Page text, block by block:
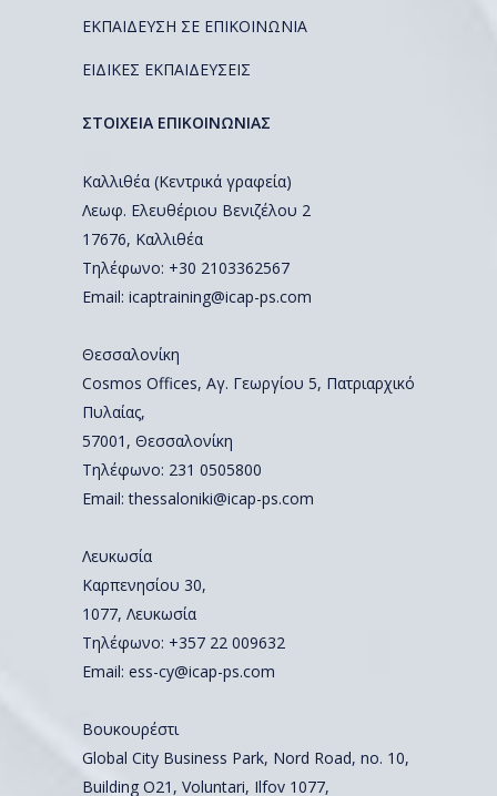
ΕΚΠΑΙΔΕΥΣΗ ΣΕ ΕΠΙΚΟΙΝΩΝΙΑ
ΕΙΔΙΚΕΣ ΕΚΠΑΙΔΕΥΣΕΙΣ
ΣΤΟΙΧΕΙΑ ΕΠΙΚΟΙΝΩΝΙΑΣ
Καλλιθέα (Κεντρικά γραφεία)
Λεωφ. Ελευθέριου Βενιζέλου 2
17676, Καλλιθέα
Τηλέφωνο: +30 2103362567
Email: icaptraining@icap-ps.com
Θεσσαλονίκη
Cosmos Offices, Αγ. Γεωργίου 5, Πατριαρχικό
Πυλαίας,
57001, Θεσσαλονίκη
Τηλέφωνο: 231 0505800
Email:thessaloniki@icap-ps.com
Λευκωσία
Καρπενησίου 30,
1077, Λευκωσία
Τηλέφωνο: +357 22 009632
Email: ess-cy@icap-ps.com
Βουκουρέστι
Global City Business Park, Nord Road, no. 10,
Building O21, Voluntari, Ilfov 1077,